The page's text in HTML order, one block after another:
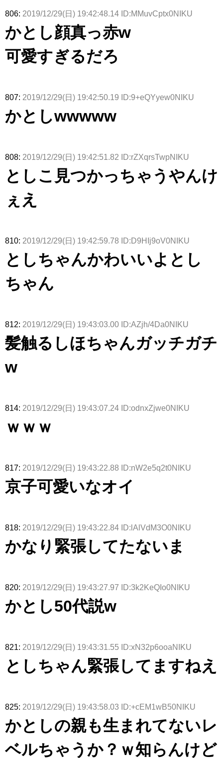
806: 2019/12/29(日) 19:42:48.14 ID:MMuvCptx0NIKU
かとし顔真っ赤w
可愛すぎるだろ
807: 2019/12/29(日) 19:42:50.19 ID:9+eQYyew0NIKU
かとしwwwww
808: 2019/12/29(日) 19:42:51.82 ID:rZXqrsTwpNIKU
としこ見つかっちゃうやんけ
ぇえ
810: 2019/12/29(日) 19:42:59.78 ID:D9HIj9oV0NIKU
としちゃんかわいいよとし
ちゃん
812: 2019/12/29(日) 19:43:03.00 ID:AZjh/4Da0NIKU
髪触るしほちゃんガッチガチ
w
814: 2019/12/29(日) 19:43:07.24 ID:odnxZjwe0NIKU
ｗｗｗ
817: 2019/12/29(日) 19:43:22.88 ID:nW2e5q2t0NIKU
京子可愛いなオイ
818: 2019/12/29(日) 19:43:22.84 ID:lAlVdM3O0NIKU
かなり緊張してたないま
820: 2019/12/29(日) 19:43:27.97 ID:3k2KeQIo0NIKU
かとし50代説w
821: 2019/12/29(日) 19:43:31.55 ID:xN32p6ooaNIKU
としちゃん緊張してますねえ
825: 2019/12/29(日) 19:43:58.03 ID:+cEM1wB50NIKU
かとしの親も生まれてないレ
ベルちゃうか？ｗ知らんけど